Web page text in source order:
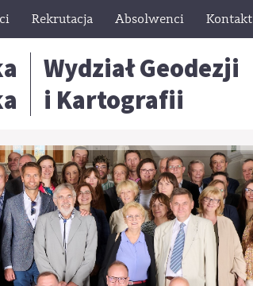
Rekrutacja Absolwenci Kontakt
Wydział Geodezji
i Kartografii